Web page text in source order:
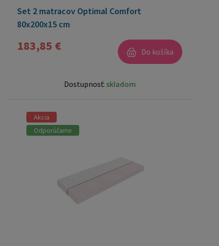
Set 2 matracov Optimal Comfort
80x200x15 cm
183,85 € Do košíka
Dostupnosť: skladom
Akcia
Odporúčame